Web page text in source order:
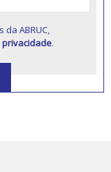
ABRUC,
privacidade.